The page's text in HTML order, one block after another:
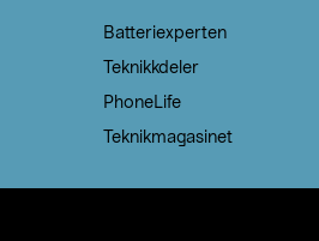
Batteriexperten
Teknikkdeler
PhoneLife
Teknikmagasinet